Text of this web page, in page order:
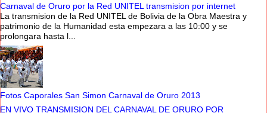
Carnaval de Oruro por la Red UNITEL transmision por internet
La transmision de la Red UNITEL de Bolivia de la Obra Maestra y
patrimonio de la Humanidad esta empezara a las 10:00 y se
prolongara hasta l...
Fotos Caporales San Simon Carnaval de Oruro 2013
EN VIVO TRANSMISION DEL CARNAVAL DE ORURO POR